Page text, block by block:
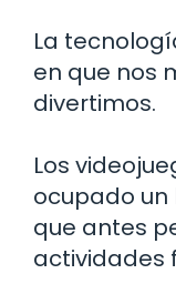
La
en que nos
divertimos.
Los
ocupado un
que antes
actividades